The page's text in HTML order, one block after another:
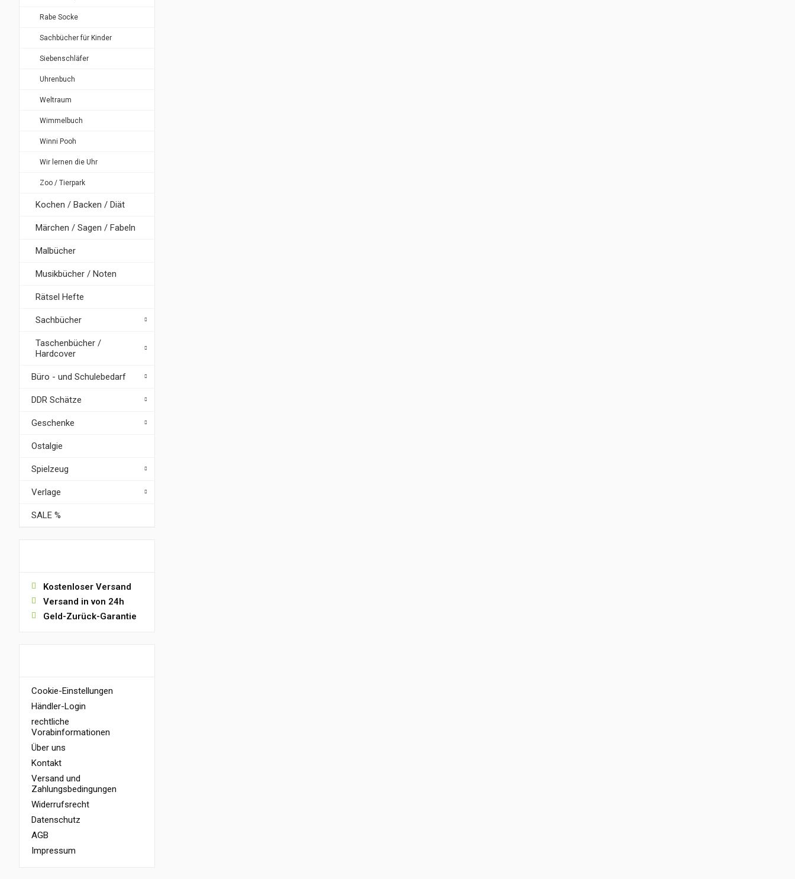
Rabe Socke
Sachbücher für Kinder
Siebenschläfer
Uhrenbuch
Weltraum
Wimmelbuch
Winni Pooh
Wir lernen die Uhr
Zoo / Tierpark
Kochen / Backen / Diät
Märchen / Sagen / Fabeln
Malbücher
Musikbücher / Noten
Rätsel Hefte
Sachbücher
Taschenbücher /
Hardcover
Büro - und Schulebedarf
DDR Schätze
Geschenke
Ostalgie
Spielzeug
Verlage
SALE %
Kostenloser Versand
Versand in von 24h
Geld-Zurück-Garantie
Cookie-Einstellungen
Händler-Login
rechtliche
Vorabinformationen
Über uns
Kontakt
Versand und
Zahlungsbedingungen
Widerrufsrecht
Datenschutz
AGB
Impressum